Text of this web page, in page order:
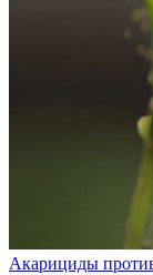
Акарициды